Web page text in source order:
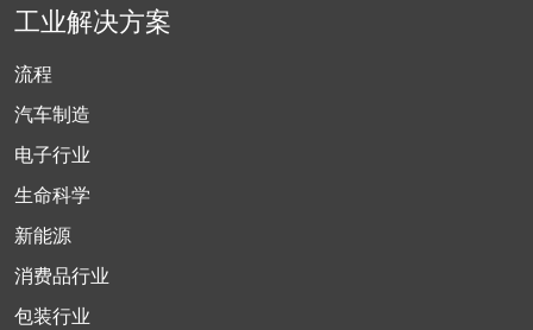
工业解决方案
流程
汽车制造
电子行业
生命科学
新能源
消费品行业
包装行业